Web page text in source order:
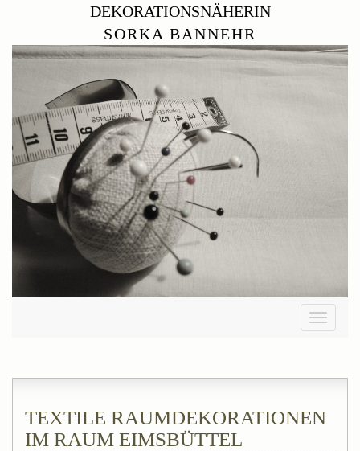
DEKORATIONSNÄHERIN
SORKA BANNEHR
Toggle
TEXTILE RAUMDEKORATIONEN
IM RAUM EIMSBÜTTEL